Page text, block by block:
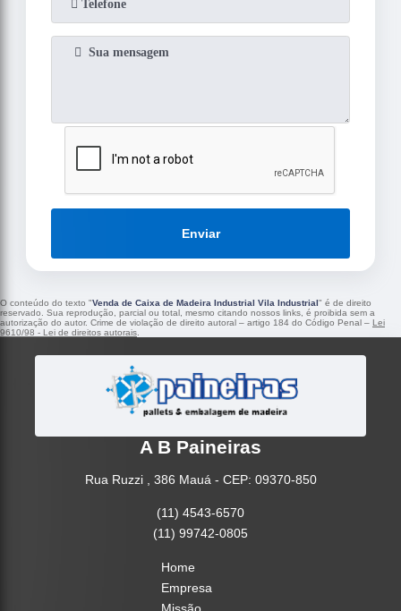
Enviar
O conteúdo do texto "Venda de Caixa de Madeira Industrial Vila Industrial " é de direito
reservado. Sua reprodução, parcial ou total, mesmo citando nossos links, é proibida sem a
autorização do autor. Crime de violação de direito autoral – artigo 184 do Código Penal – Lei
9610/98 - Lei de direitos autorais.
A B Paineiras
Rua Ruzzi , 386 Mauá - CEP: 09370-850
(11) 4543-6570
(11) 99742-0805
Home
Empresa